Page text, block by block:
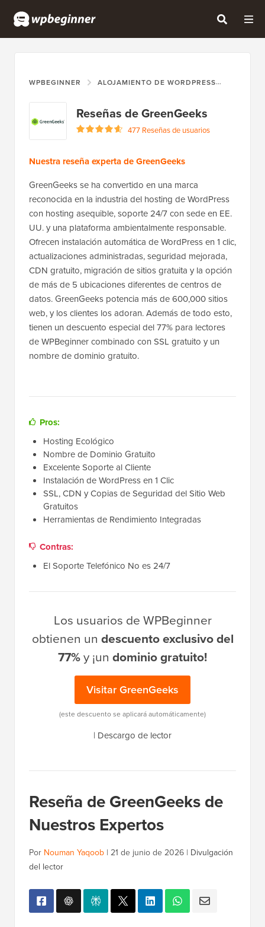
WPBEGINNER ALOJAMIENTO DE WORDPRESS
Reseñas de GreenGeeks
477 Reseñas de usuarios
Nuestra reseña experta de GreenGeeks
GreenGeeks se ha convertido en una marca
reconocida en la industria del hosting de WordPress
con hosting asequible, soporte 24/7 con sede en EE.
UU. y una plataforma ambientalmente responsable.
Ofrecen instalación automática de WordPress en 1 clic,
actualizaciones administradas, seguridad mejorada,
CDN gratuito, migración de sitios gratuita y la opción
de más de 5 ubicaciones diferentes de centros de
datos. GreenGeeks potencia más de 600,000 sitios
web, y los clientes los adoran. Además de todo esto,
tienen un descuento especial del 77% para lectores
de WPBeginner combinado con SSL gratuito y un
nombre de dominio gratuito.
Pros:
Hosting Ecológico
Nombre de Dominio Gratuito
Excelente Soporte al Cliente
Instalación de WordPress en 1 Clic
SSL, CDN y Copias de Seguridad del Sitio Web
Gratuitos
Herramientas de Rendimiento Integradas
Contras:
El Soporte Telefónico No es 24/7
Los usuarios de WPBeginner
obtienen un descuento exclusivo del
77%y ¡un dominio gratuito!
Visitar GreenGeeks
(este descuento se aplicará automáticamente)
| Descargo de lector
Reseña de GreenGeeks de
Nuestros Expertos
Por Nouman Yaqoob | 21 de junio de 2026 | Divulgación
del lector